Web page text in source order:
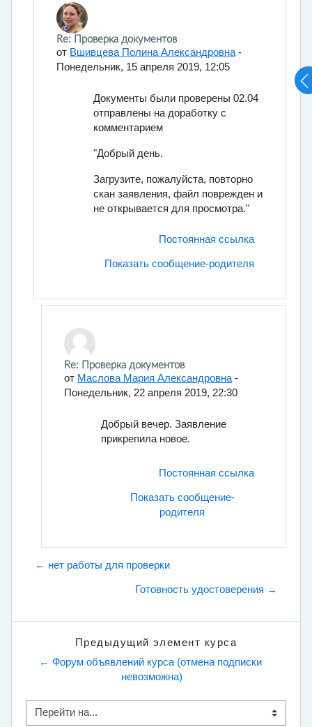
В ответ на Маслова Мария Александровна
Re: Проверка документов
от Вшивцева Полина Александровна -
Понедельник, 15 апреля 2019, 12:05
Документы были проверены 02.04
отправлены на доработку c
комментарием
"Добрый день.
Загрузите, пожалуйста, повторно
скан заявления, файл поврежден и
не открывается для просмотра."
Постоянная ссылка
Показать сообщение-родителя
В ответ на Вшивцева Полина Александровна
Re: Проверка документов
от Маслова Мария Александровна -
Понедельник, 22 апреля 2019, 22:30
Добрый вечер. Заявление
прикрепила новое.
Постоянная ссылка
Показать сообщение-
родителя
← нет работы для проверки
Готовность удостоверения →
Предыдущий элемент курса
← Форум объявлений курса (отмена подписки
невозможна)
Перейти на...